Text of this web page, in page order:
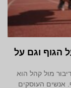
הגוף וגם על
מול קהל הוא
אנשים העוסקים